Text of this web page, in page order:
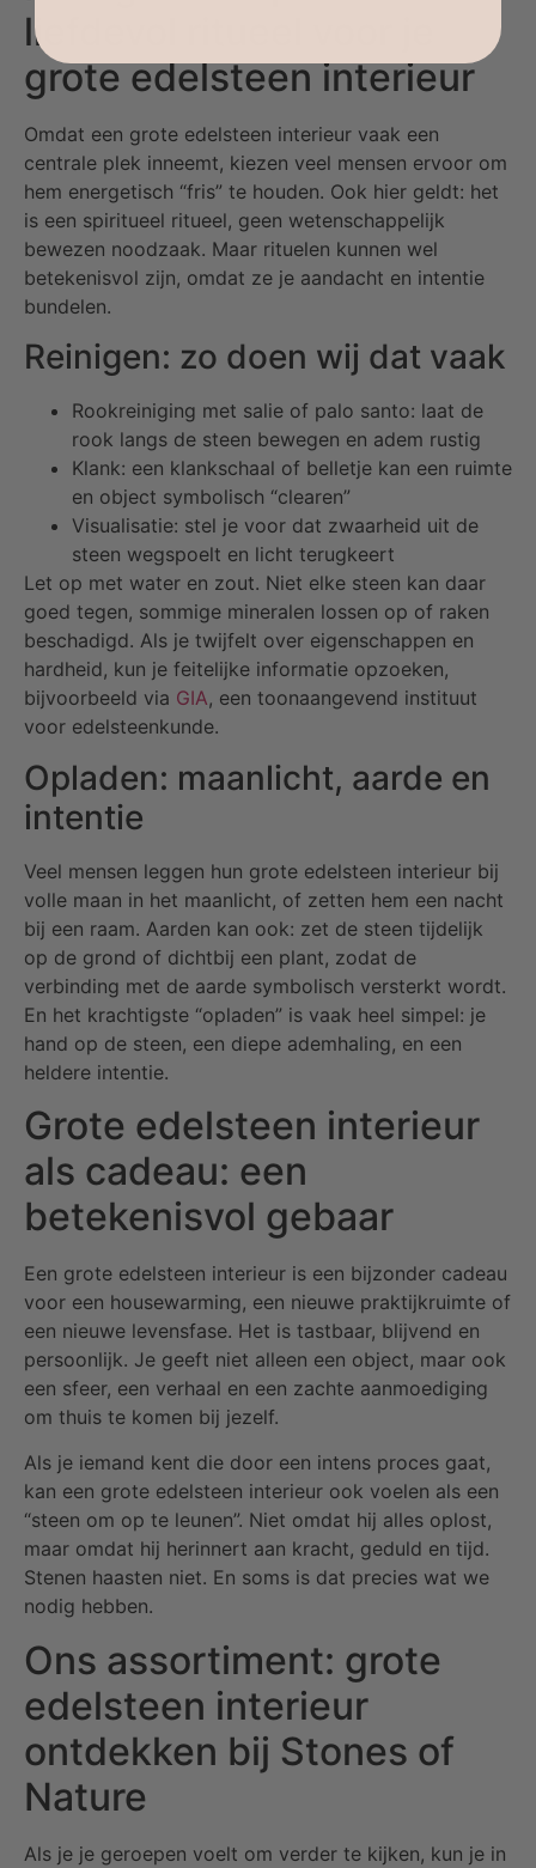
liefdevol ritueel voor je
grote edelsteen interieur
Omdat een grote edelsteen interieur vaak een
centrale plek inneemt, kiezen veel mensen ervoor om
hem energetisch “fris” te houden. Ook hier geldt: het
is een spiritueel ritueel, geen wetenschappelijk
bewezen noodzaak. Maar rituelen kunnen wel
betekenisvol zijn, omdat ze je aandacht en intentie
bundelen.
Reinigen: zo doen wij dat vaak
Rookreiniging met salie of palo santo: laat de
rook langs de steen bewegen en adem rustig
Klank: een klankschaal of belletje kan een ruimte
en object symbolisch “clearen”
Visualisatie: stel je voor dat zwaarheid uit de
steen wegspoelt en licht terugkeert
Let op met water en zout. Niet elke steen kan daar
goed tegen, sommige mineralen lossen op of raken
beschadigd. Als je twijfelt over eigenschappen en
hardheid, kun je feitelijke informatie opzoeken,
bijvoorbeeld via GIA, een toonaangevend instituut
voor edelsteenkunde.
Opladen: maanlicht, aarde en
intentie
Veel mensen leggen hun grote edelsteen interieur bij
volle maan in het maanlicht, of zetten hem een nacht
bij een raam. Aarden kan ook: zet de steen tijdelijk
op de grond of dichtbij een plant, zodat de
verbinding met de aarde symbolisch versterkt wordt.
En het krachtigste “opladen” is vaak heel simpel: je
hand op de steen, een diepe ademhaling, en een
heldere intentie.
Grote edelsteen interieur
als cadeau: een
betekenisvol gebaar
Een grote edelsteen interieur is een bijzonder cadeau
voor een housewarming, een nieuwe praktijkruimte of
een nieuwe levensfase. Het is tastbaar, blijvend en
persoonlijk. Je geeft niet alleen een object, maar ook
een sfeer, een verhaal en een zachte aanmoediging
om thuis te komen bij jezelf.
Als je iemand kent die door een intens proces gaat,
kan een grote edelsteen interieur ook voelen als een
“steen om op te leunen”. Niet omdat hij alles oplost,
maar omdat hij herinnert aan kracht, geduld en tijd.
Stenen haasten niet. En soms is dat precies wat we
nodig hebben.
Ons assortiment: grote
edelsteen interieur
ontdekken bij Stones of
Nature
Als je je geroepen voelt om verder te kijken, kun je in